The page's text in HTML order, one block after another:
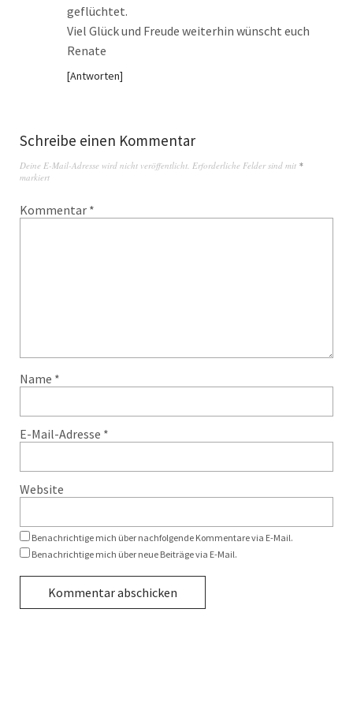
geflüchtet.
Viel Glück und Freude weiterhin wünscht euch
Renate
Antworten
Schreibe einen Kommentar
Deine E-Mail-Adresse wird nicht veröffentlicht. Erforderliche Felder sind mit *
markiert
Kommentar *
Name *
E-Mail-Adresse *
Website
Benachrichtige mich über nachfolgende Kommentare via E-Mail.
Benachrichtige mich über neue Beiträge via E-Mail.